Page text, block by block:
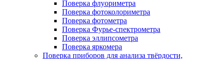
Поверка флуориметра
Поверка фотоколориметра
Поверка фотометра
Поверка Фурье-спектрометра
Поверка эллипсометра
Поверка яркомера
Поверка приборов для анализа твёрдости,